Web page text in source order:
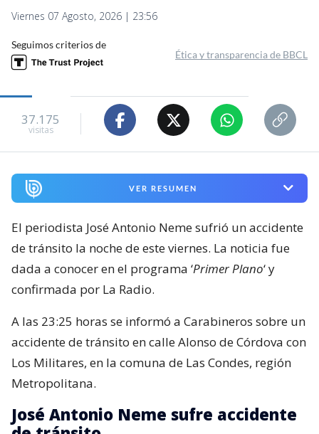
Viernes 07 Agosto, 2026 | 23:56
Seguimos criterios de
Ética y transparencia de BBCL
37.175
visitas
VER RESUMEN
El periodista José Antonio Neme sufrió un accidente
de tránsito la noche de este viernes. La noticia fue
dada a conocer en el programa ‘Primer Plano‘ y
confirmada por La Radio.
A las 23:25 horas se informó a Carabineros sobre un
accidente de tránsito en calle Alonso de Córdova con
Los Militares, en la comuna de Las Condes, región
Metropolitana.
José Antonio Neme sufre accidente